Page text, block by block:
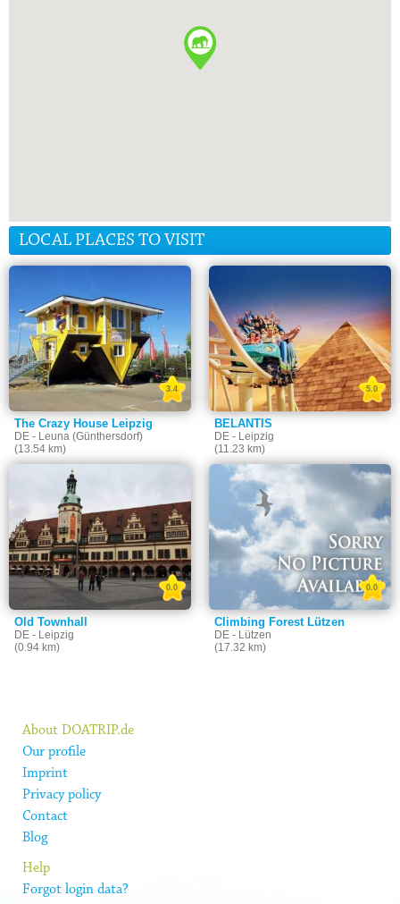
LOCAL PLACES TO VISIT
The Crazy House Leipzig
DE - Leuna (Günthersdorf)
(13.54 km)
3.4
BELANTIS
DE - Leipzig
(11.23 km)
5.0
Old Townhall
DE - Leipzig
(0.94 km)
0.0
Climbing Forest Lützen
DE - Lützen
(17.32 km)
0.0
About DOATRIP.de
Our profile
Imprint
Privacy policy
Contact
Blog
Help
Forgot login data?